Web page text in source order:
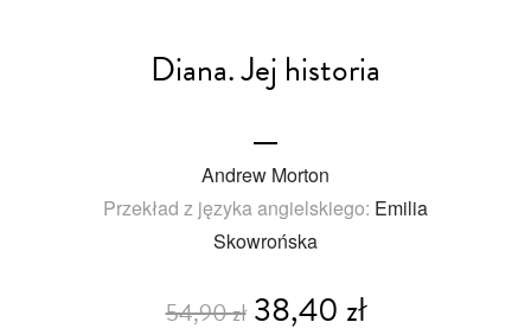
Diana. Jej historia
Andrew Morton
Przekład z języka angielskiego: Emilia
Skowrońska
54,90 zł38,40 zł